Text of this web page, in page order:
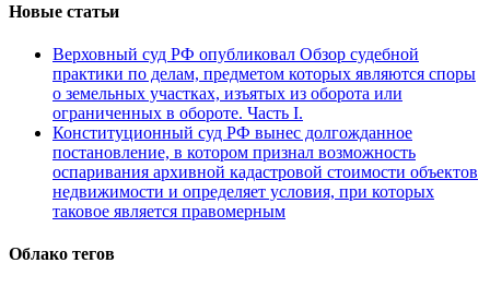
Новые статьи
Верховный суд РФ опубликовал Обзор судебной
практики по делам, предметом которых являются споры
о земельных участках, изъятых из оборота или
ограниченных в обороте. Часть I.
Конституционный суд РФ вынес долгожданное
постановление, в котором признал возможность
оспаривания архивной кадастровой стоимости объектов
недвижимости и определяет условия, при которых
таковое является правомерным
Облако тегов